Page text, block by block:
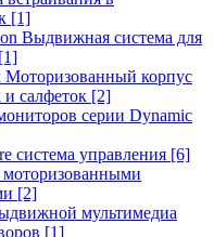
[1]
Выдвижная система для
[1]
Моторизованный корпус
и салфеток [2]
серии Dynamic
система управления [6]
[2]
мультимедиа
[1]